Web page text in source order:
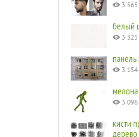
3 565
белый
3 325
3 154
мелона
3 096
кисти
дерево